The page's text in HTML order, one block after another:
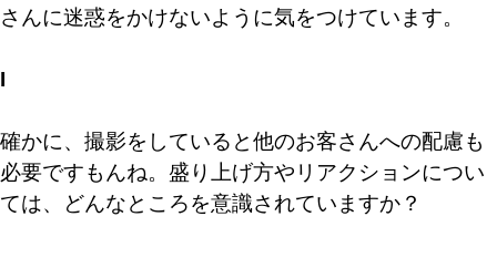
さんに迷惑をかけないように気をつけています。
I
確かに、撮影をしていると他のお客さんへの配慮も
必要ですもんね。盛り上げ方やリアクションについ
ては、どんなところを意識されていますか？